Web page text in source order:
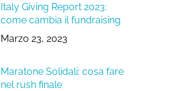
Italy Giving Report 2023:
come cambia il fundraising
Marzo 23, 2023
Maratone Solidali: cosa fare
nel rush finale